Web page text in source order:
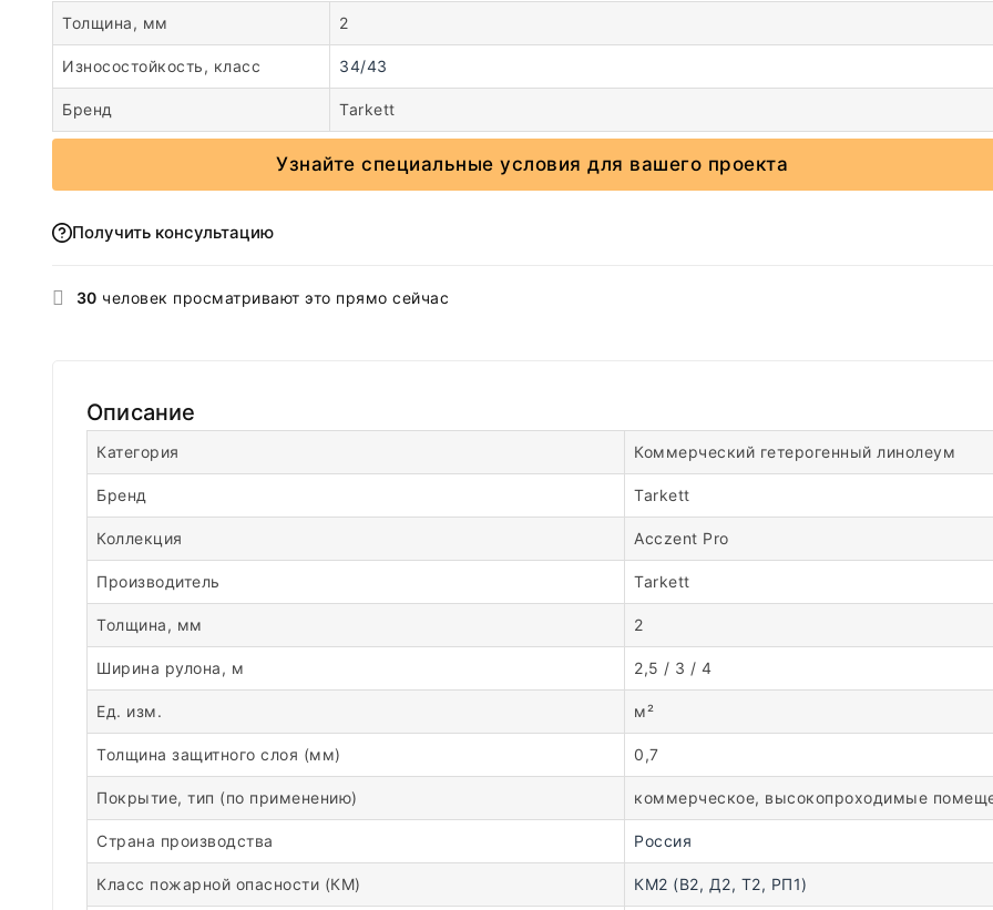
Толщина, мм 2
Износостойкость, класс 34/43
Бренд Tarkett
Узнайте специальные условия для вашего проекта
Получить консультацию
30 человек просматривают это прямо сейчас
Описание
Категория Коммерческий гетерогенный линолеум
Бренд Tarkett
Коллекция Acczent Pro
Производитель Tarkett
Толщина, мм 2
Ширина рулона, м 2,5 / 3 / 4
Ед. изм. м²
Толщина защитного слоя (мм) 0,7
Покрытие, тип (по применению) коммерческое, высокопроходимые
Страна производства Россия
Класс пожарной опасности (КМ) КМ2 (В2, Д2, Т2, РП1)